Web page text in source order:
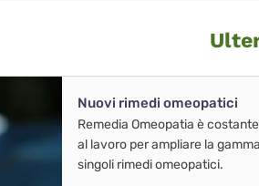
Nuovi rimedi omeopatici
Remedia Omeopatia è
al lavoro per ampliare la
singoli rimedi omeopatici.